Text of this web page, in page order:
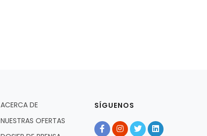
ACERCA DE
NUESTRAS OFERTAS
SÍGUENOS